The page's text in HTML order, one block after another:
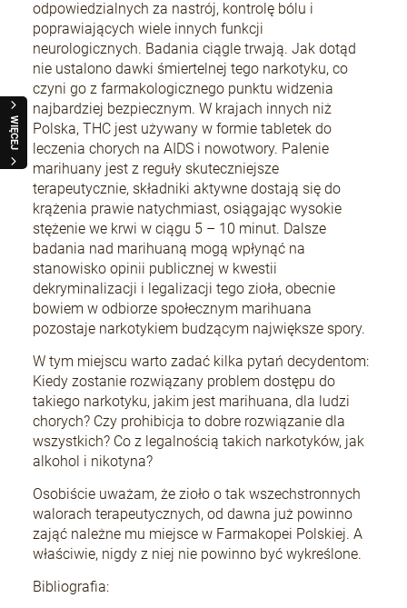
WIĘCEJ
odpowiedzialnych za nastrój, kontrolę bólu i
poprawiających wiele innych funkcji
neurologicznych. Badania ciągle trwają. Jak dotąd
nie ustalono dawki śmiertelnej tego narkotyku, co
czyni go z farmakologicznego punktu widzenia
najbardziej bezpiecznym. W krajach innych niż
Polska, THC jest używany w formie tabletek do
leczenia chorych na AIDS i nowotwory. Palenie
marihuany jest z reguły skuteczniejsze
terapeutycznie, składniki aktywne dostają się do
krążenia prawie natychmiast, osiągając wysokie
stężenie we krwi w ciągu 5 – 10 minut. Dalsze
badania nad marihuaną mogą wpłynąć na
stanowisko opinii publicznej w kwestii
dekryminalizacji i legalizacji tego zioła, obecnie
bowiem w odbiorze społecznym marihuana
pozostaje narkotykiem budzącym największe spory.
W tym miejscu warto zadać kilka pytań decydentom:
Kiedy zostanie rozwiązany problem dostępu do
takiego narkotyku, jakim jest marihuana, dla ludzi
chorych? Czy prohibicja to dobre rozwiązanie dla
wszystkich? Co z legalnością takich narkotyków, jak
alkohol i nikotyna?
Osobiście uważam, że zioło o tak wszechstronnych
walorach terapeutycznych, od dawna już powinno
zająć należne mu miejsce w Farmakopei Polskiej. A
właściwie, nigdy z niej nie powinno być wykreślone.
Bibliografia: